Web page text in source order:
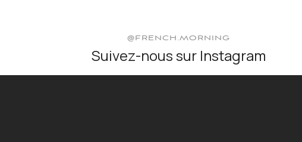
@FRENCH.MORNING
Suivez-nous sur Instagram